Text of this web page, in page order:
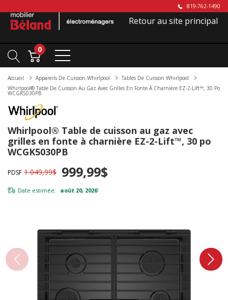
819-762-1490
Retour au site principal
0
Accueil Appareils De Cuisson Whirlpool
Tables De Cuisson Whirlpool
Whirlpool® Table De Cuisson Au Gaz Avec Grilles En Fonte À Charnière EZ-2-Lift™, 30 Po
WCGK5030PB
Whirlpool® Table de cuisson au gaz avec
grilles en fonte à charnière EZ-2-Lift™, 30 po
WCGK5030PB
PDSF 1 049,99$ 999,99$
Date estimée: août 20, 2026*